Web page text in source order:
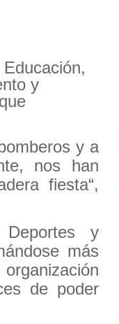
y
y a
nos han
fiesta“,
y
más
de poder